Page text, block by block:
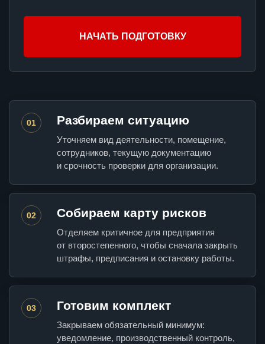
НАЧАТЬ ПОДГОТОВКУ
01 Разбираем ситуацию
Уточняем вид деятельности, помещение,
сотрудников, текущую документацию
и срочность проверки для организации.
02 Собираем карту рисков
Отделяем критичное для предприятия
от второстепенного, чтобы сначала закрыть
штрафы, предписания и остановку работы.
03 Готовим комплект
Закрываем обязательный минимум:
уведомление, производственный контроль,